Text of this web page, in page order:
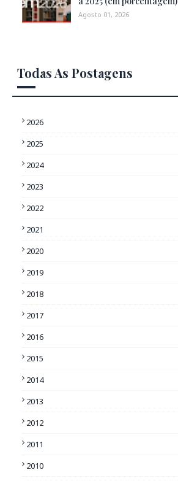
Agosto 01, 2026
Todas As Postagens
2026
2025
2024
2023
2022
2021
2020
2019
2018
2017
2016
2015
2014
2013
2012
2011
2010